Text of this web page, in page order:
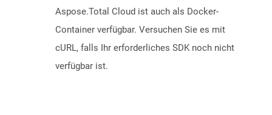
Aspose.Total Cloud ist auch als Docker-
Container verfügbar. Versuchen Sie es mit
cURL, falls Ihr erforderliches SDK noch nicht
verfügbar ist.